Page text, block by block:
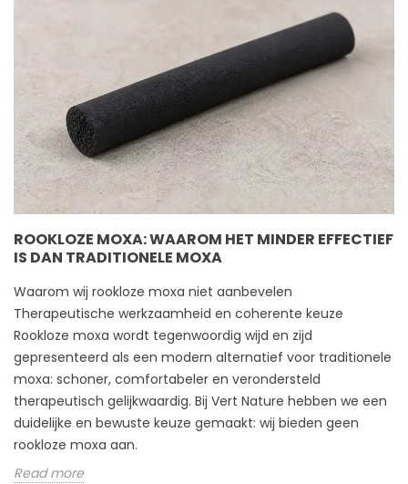
ROOKLOZE MOXA: WAAROM HET MINDER EFFECTIEF
IS DAN TRADITIONELE MOXA
Waarom wij rookloze moxa niet aanbevelen
Therapeutische werkzaamheid en coherente keuze
Rookloze moxa wordt tegenwoordig wijd en zijd
gepresenteerd als een modern alternatief voor traditionele
moxa: schoner, comfortabeler en verondersteld
therapeutisch gelijkwaardig. Bij Vert Nature hebben we een
duidelijke en bewuste keuze gemaakt: wij bieden geen
rookloze moxa aan.
Read more